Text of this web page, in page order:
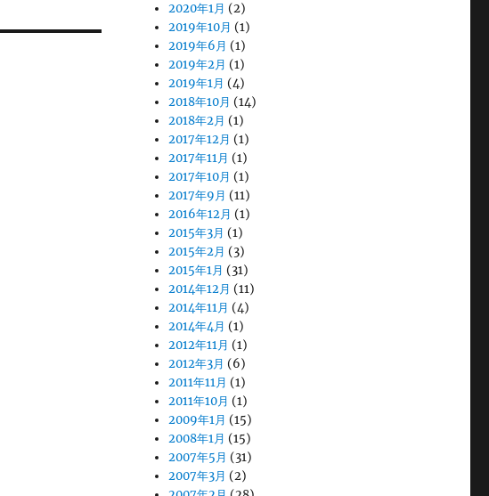
2020年1月 (2)
2019年10月 (1)
2019年6月 (1)
2019年2月 (1)
2019年1月 (4)
2018年10月 (14)
2018年2月 (1)
2017年12月 (1)
2017年11月 (1)
2017年10月 (1)
2017年9月 (11)
2016年12月 (1)
2015年3月 (1)
2015年2月 (3)
2015年1月 (31)
2014年12月 (11)
2014年11月 (4)
2014年4月 (1)
2012年11月 (1)
2012年3月 (6)
2011年11月 (1)
2011年10月 (1)
2009年1月 (15)
2008年1月 (15)
2007年5月 (31)
2007年3月 (2)